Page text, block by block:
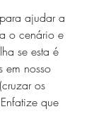
ajudar a
o cenário e
se esta é
em nosso
os
que